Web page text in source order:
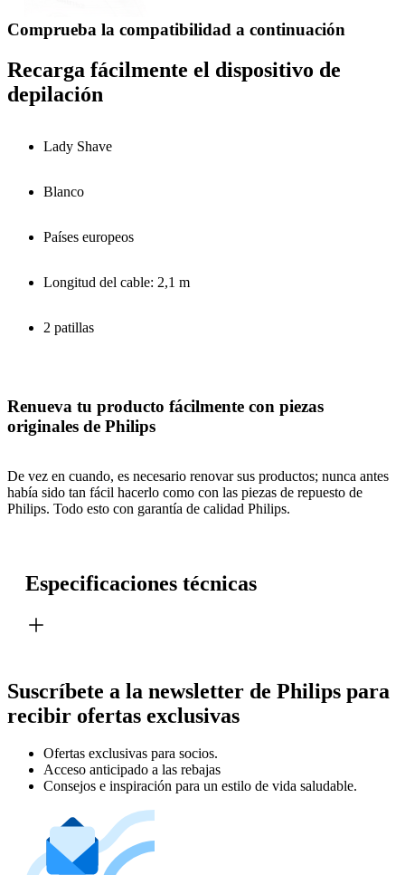
Comprueba la compatibilidad a continuación
Recarga fácilmente el dispositivo de
depilación
Lady Shave
Blanco
Países europeos
Longitud del cable: 2,1 m
2 patillas
Renueva tu producto fácilmente con piezas
originales de Philips
De vez en cuando, es necesario renovar sus productos; nunca antes
había sido tan fácil hacerlo como con las piezas de repuesto de
Philips. Todo esto con garantía de calidad Philips.
Especificaciones técnicas
Suscríbete a la newsletter de Philips para
recibir ofertas exclusivas
Ofertas exclusivas para socios.
Acceso anticipado a las rebajas
Consejos e inspiración para un estilo de vida saludable.